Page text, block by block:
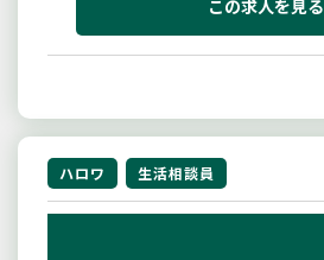
この求人を見る
ハロワ 生活相談員